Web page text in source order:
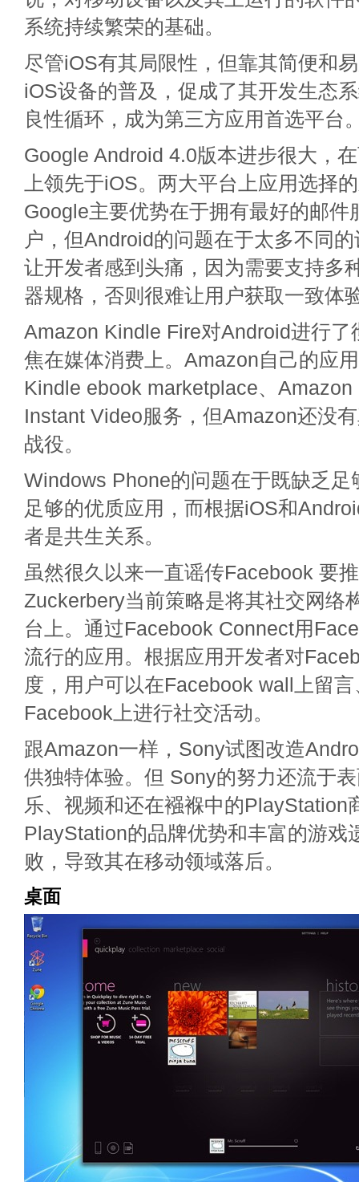
系统持续繁荣的基础。
尽管iOS有其局限性，但靠其简便和
iOS设备的普及，促成了其开发生态
良性循环，成为第三方应用首选平台
Google Android 4.0版本进步很大，
上领先于iOS。两大平台上应用选择
Google主要优势在于拥有最好的邮件
户，但Android的问题在于太多不同
让开发者感到头痛，因为需要支持多
器规格，否则很难让用户获取一致体
Amazon Kindle Fire对Android进行了
焦在媒体消费上。Amazon自己的应
Kindle ebook marketplace、
Instant Video服务，但Amazon还没
战役。
Windows Phone的问题在于既缺乏足
足够的优质应用，而根据iOS和
者是共生关系。
虽然很久以来一直谣传Facebook 要
Zuckerbery当前策略是将其社交网络
台上。通过Facebook Connect用
流行的应用。根据应用开发者对
度，用户可以在Facebook wall上留
Facebook上进行社交活动。
跟Amazon一样，Sony试图改造
供独特体验。但 Sony的努力还流于
乐、视频和还在襁褓中的PlayStation
PlayStation的品牌优势和丰富的游戏
败，导致其在移动领域落后。
桌面